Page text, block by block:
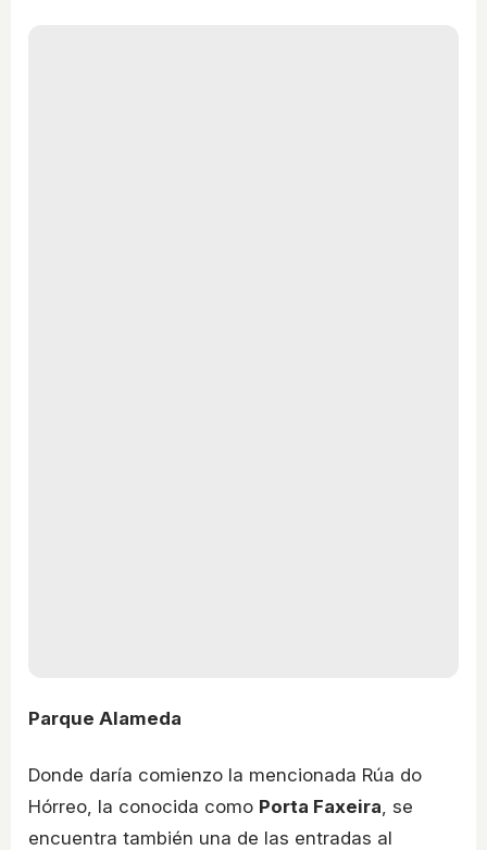
Parque Alameda
Donde daría comienzo la mencionada Rúa do
Hórreo, la conocida como Porta Faxeira , se
encuentra también una de las entradas al